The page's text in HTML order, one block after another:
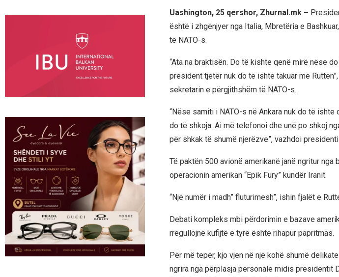
Uashington, 25 qershor, Zhurnal.mk –
është i zhgënjyer nga Italia, Mbretëria e
të NATO-s.
“Ata na braktisën. Do të kishte qenë mirë nëse
president tjetër nuk do të ishte takuar me
sekretarin e përgjithshëm të NATO-s.
“Nëse samiti i NATO-s në Ankara nuk do të ishte
do të shkoja. Ai më telefonoi dhe unë po shkoj
për shkak të shumë njerëzve”, vazhdoi
Të paktën 500 avionë amerikanë janë ngritur
operacionin amerikan “Epik Fury” kundër Iranit.
“Një numër i madh” fluturimesh”, ishin fjalët e
Debati kompleks mbi përdorimin e bazave
rregullojnë kufijtë e tyre është rihapur papritmas.
Për më tepër, kjo vjen në një kohë shumë
ngrira nga përplasja personale midis presidentit